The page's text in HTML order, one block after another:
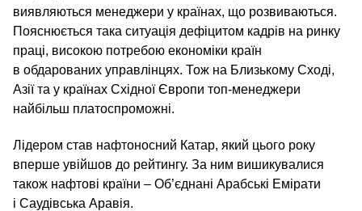
виявляються менеджери у країнах, що розвиваються.
Пояснюється така ситуація дефіцитом кадрів на ринку
праці, високою потребою економіки країн
в обдарованих управлінцях. Тож на Близькому Сході,
Азії та у країнах Східної Європи топ-менеджери
найбільш платоспроможні.
Лідером став нафтоносний Катар, який цього року
вперше увійшов до рейтингу. За ним вишикувалися
також нафтові країни – Об’єднані Арабські Емірати
і Саудівська Аравія.